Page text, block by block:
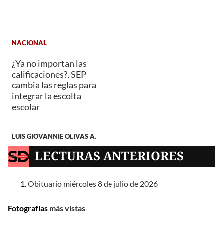
NACIONAL
¿Ya no importan las
calificaciones?, SEP
cambia las reglas para
integrar la escolta
escolar
LUIS GIOVANNIE OLIVAS A.
LECTURAS ANTERIORES
Obituario miércoles 8 de julio de 2026
Fotografías más vistas